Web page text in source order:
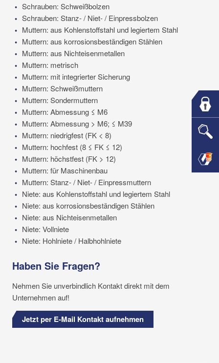
Schrauben: Schweißbolzen
Schrauben: Stanz- / Niet- / Einpressbolzen
Muttern: aus Kohlenstoffstahl und legiertem Stahl
Muttern: aus korrosionsbeständigen Stählen
Muttern: aus Nichteisenmetallen
Muttern: metrisch
Muttern: mit integrierter Sicherung
Muttern: Schweißmuttern
Muttern: Sondermuttern
Muttern: Abmessung ≤ M6
Muttern: Abmessung > M6; ≤ M39
Muttern: niedrigfest (FK < 8)
Muttern: hochfest (8 ≤ FK ≤ 12)
Muttern: höchstfest (FK > 12)
Muttern: für Maschinenbau
Muttern: Stanz- / Niet- / Einpressmuttern
Niete: aus Kohlenstoffstahl und legiertem Stahl
Niete: aus korrosionsbeständigen Stählen
Niete: aus Nichteisenmetallen
Niete: Vollniete
Niete: Hohlniete / Halbhohlniete
Haben Sie Fragen?
Nehmen Sie unverbindlich Kontakt direkt mit dem
Unternehmen auf!
Jetzt per E-Mail Kontakt aufnehmen